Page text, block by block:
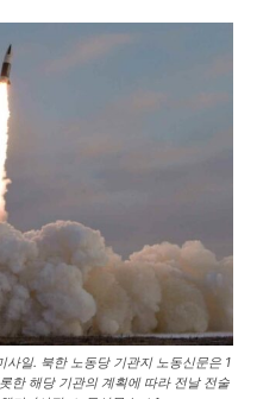
사일. 북한 노동당 기관지 노동신문은 1
한 해당 기관의 계획에 따라 전날 전술